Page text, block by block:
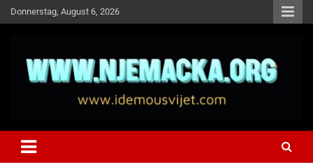
Skip
to
Donnerstag, August 6, 2026
Idemo u Svijet-Njemacka!